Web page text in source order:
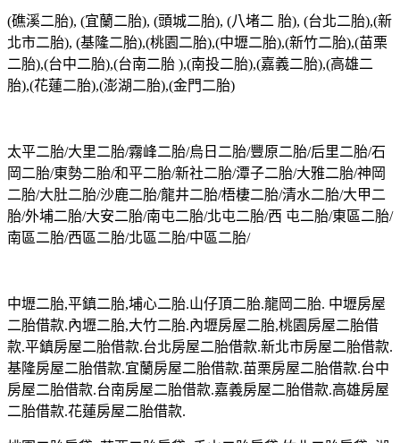
(礁溪二胎), (宜蘭二胎), (頭城二胎), (八堵二 胎), (台北二胎),(新
北市二胎), (基隆二胎),(桃園二胎),(中壢二胎),(新竹二胎),(苗栗
二胎),(台中二胎),(台南二胎 ),(南投二胎),(嘉義二胎),(高雄二
胎),(花蓮二胎),(澎湖二胎),(金門二胎)
太平二胎/大里二胎/霧峰二胎/烏日二胎/豐原二胎/后里二胎/石
岡二胎/東勢二胎/和平二胎/新社二胎/潭子二胎/大雅二胎/神岡
二胎/大肚二胎/沙鹿二胎/龍井二胎/梧棲二胎/清水二胎/大甲二
胎/外埔二胎/大安二胎/南屯二胎/北屯二胎/西 屯二胎/東區二胎/
南區二胎/西區二胎/北區二胎/中區二胎/
中壢二胎,平鎮二胎,埔心二胎.山仔頂二胎.龍岡二胎. 中壢房屋
二胎借款.內壢二胎,大竹二胎.內壢房屋二胎,桃園房屋二胎借
款.平鎮房屋二胎借款.台北房屋二胎借款.新北市房屋二胎借款.
基隆房屋二胎借款.宜蘭房屋二胎借款.苗栗房屋二胎借款.台中
房屋二胎借款.台南房屋二胎借款.嘉義房屋二胎借款.高雄房屋
二胎借款.花蓮房屋二胎借款.